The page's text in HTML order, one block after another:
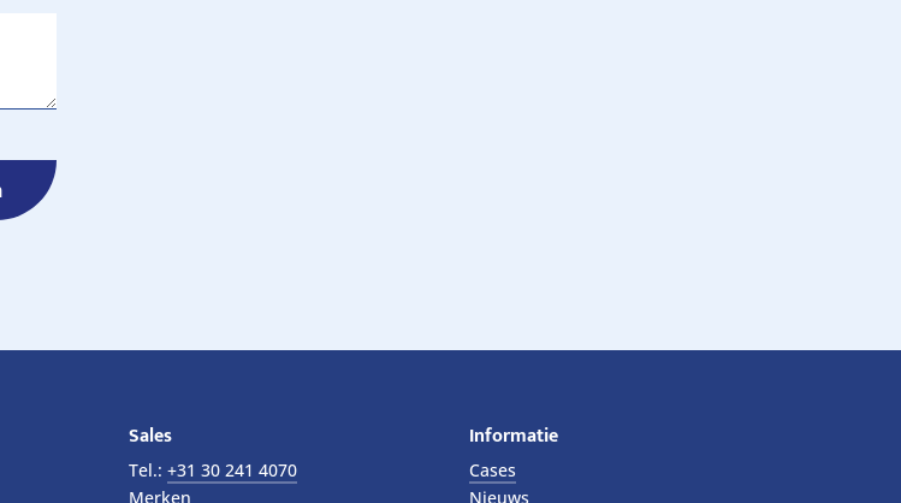
Sales
Tel.: +31 30 241 4070
Merken
Informatie
Cases
Nieuws